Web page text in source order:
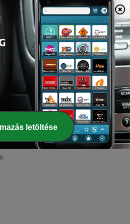
00:00
podcast 1
letöltése